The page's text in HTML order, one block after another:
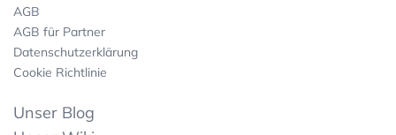
AGB
AGB für Partner
Datenschutzerklärung
Cookie Richtlinie
Unser Blog